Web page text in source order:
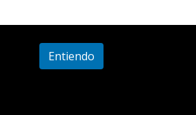
Entiendo